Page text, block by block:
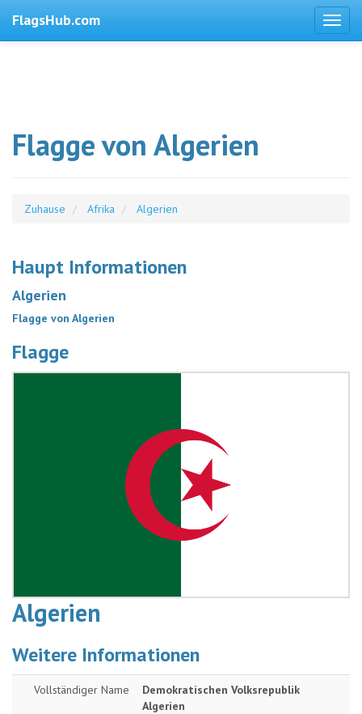
FlagsHub.com
Flagge von Algerien
Zuhause Afrika Algerien
Haupt Informationen
Algerien
Flagge von Algerien
Flagge
Algerien
Weitere Informationen
Vollständiger Name
Demokratischen Volksrepublik
Algerien